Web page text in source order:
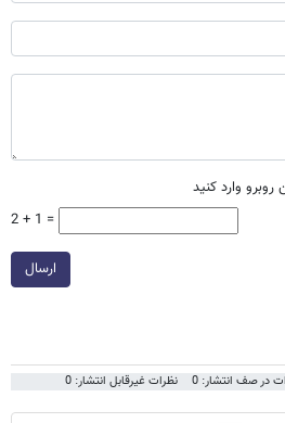
وارد کنید
2 + 1 =
ارسال
در صف انتشار: 0 نظرات غیرقابل انتشار: 0